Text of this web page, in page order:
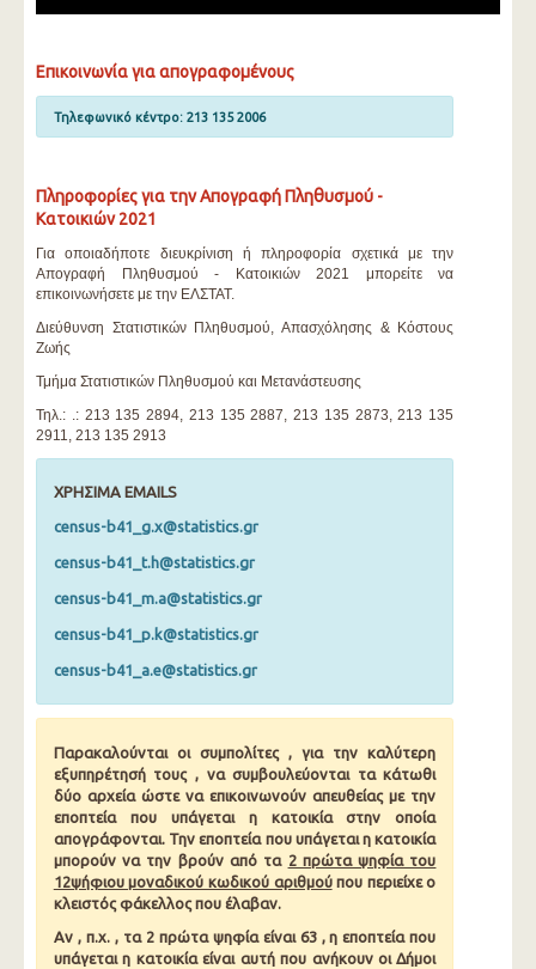
Επικοινωνία για απογραφομένους
Τηλεφωνικό κέντρο: 213 135 2006
Πληροφορίες για την Απογραφή Πληθυσμού -
Κατοικιών 2021
Για οποιαδήποτε διευκρίνιση ή πληροφορία σχετικά με την
Απογραφή Πληθυσμού - Κατοικιών 2021 μπορείτε να
επικοινωνήσετε με την ΕΛΣΤΑΤ.
Διεύθυνση Στατιστικών Πληθυσμού, Απασχόλησης & Κόστους
Ζωής
Τμήμα Στατιστικών Πληθυσμού και Μετανάστευσης
Τηλ.: .: 213 135 2894, 213 135 2887, 213 135 2873, 213 135
2911, 213 135 2913
ΧΡΗΣΙΜΑ EMAILS
census-b41_g.x@statistics.gr
census-b41_t.h@statistics.gr
census-b41_m.a@statistics.gr
census-b41_p.k@statistics.gr
census-b41_a.e@statistics.gr
Παρακαλούνται οι συμπολίτες , για την καλύτερη
εξυπηρέτησή τους , να συμβουλεύονται τα κάτωθι
δύο αρχεία ώστε να επικοινωνούν απευθείας με την
εποπτεία που υπάγεται η κατοικία στην οποία
απογράφονται. Την εποπτεία που υπάγεται η κατοικία
μπορούν να την βρούν από τα 2 πρώτα ψηφία του
12ψήφιου μοναδικού κωδικού αριθμούπου περιείχε ο
κλειστός φάκελλος που έλαβαν.
Αν , π.χ. , τα 2 πρώτα ψηφία είναι 63 , η εποπτεία που
υπάγεται η κατοικία είναι αυτή που ανήκουν οι Δήμοι